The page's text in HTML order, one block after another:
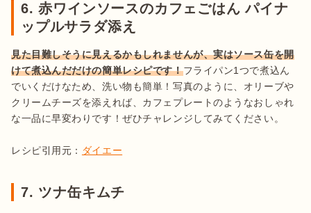
6. 赤ワインソースのカフェごはん パイナ
ップルサラダ添え
見た目難しそうに見えるかもしれませんが、実はソース缶を開
けて煮込んだだけの簡単レシピです！フライパン1つで煮込ん
でいくだけなため、洗い物も簡単！写真のように、オリーブや
クリームチーズを添えれば、カフェプレートのようなおしゃれ
な一品に早変わりです！ぜひチャレンジしてみてください。
レシピ引用元： ダイエー
7. ツナ缶キムチ